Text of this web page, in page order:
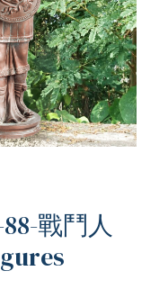
戰鬥人